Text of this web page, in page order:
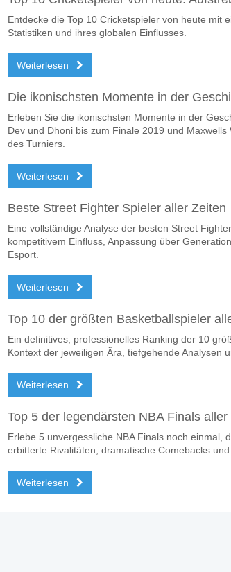
Entdecke die Top 10 Cricketspieler von heute mit
Statistiken und ihres globalen Einflusses.
Weiterlesen
Die ikonischsten Momente in der
Erleben Sie die ikonischsten Momente in der
Dev und Dhoni bis zum Finale 2019 und
des Turniers.
Weiterlesen
Beste Street Fighter Spieler aller Zeiten
Eine vollständige Analyse der besten Street
kompetitivem Einfluss, Anpassung über
Esport.
Weiterlesen
Top 10 der größten Basketballspieler
Ein definitives, professionelles Ranking der 10
Kontext der jeweiligen Ära, tiefgehende Analysen
Weiterlesen
Top 5 der legendärsten NBA Finals aller
Erlebe 5 unvergessliche NBA Finals noch einmal,
erbitterte Rivalitäten, dramatische Comebacks
Weiterlesen